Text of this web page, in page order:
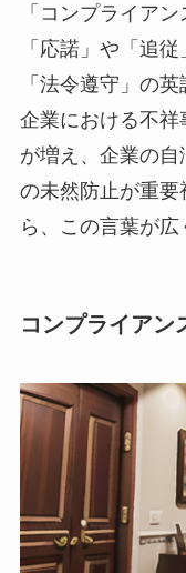
「コンプライア
「応諾」や「追
「法令遵守」の
企業における不
が増え、企業の
の未然防止が重
ら、この言葉が広
コンプライアン